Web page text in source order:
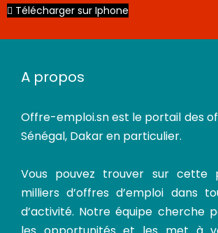
CDI
Télécharger sur Iphone
A propos
Offre-emploi.snest le portail des
Sénégal, Dakar en particulier.
Vous pouvez trouver sur cette
milliers d’offres d’emploi dans
d’activité. Notre équipe cherche